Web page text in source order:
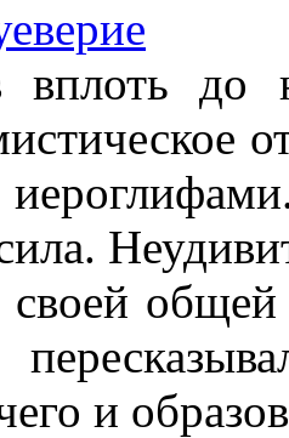
вплоть до
своей
и